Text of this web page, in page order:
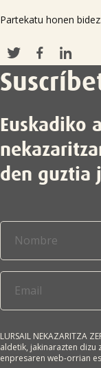
Partekatu honen
Euskadiko
den guztia
LURSAIL NEKAZARITZA
aldetik, jakinarazten dizu
enpresaren web-orrian